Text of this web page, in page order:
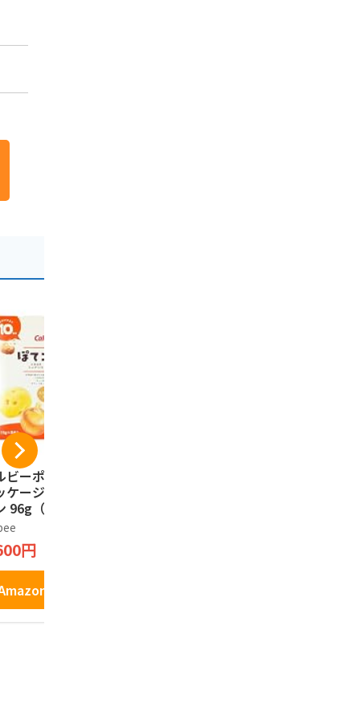
ビーポテト【新
ケージ】ぽてコ
96g（16g*6
箱
円
で見る